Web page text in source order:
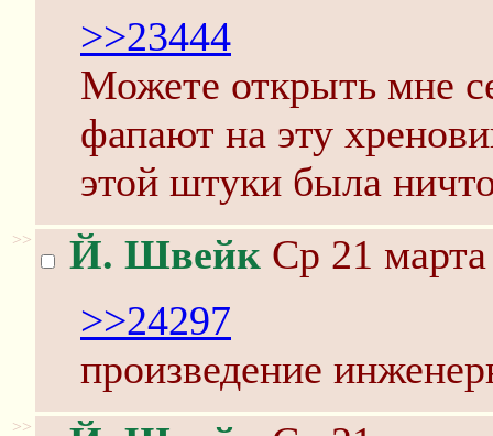
>>23444
Можете открыть мне
фапают на эту
этой штуки была
>> Й. Швейк Ср 21
>>24297
произведение
>>